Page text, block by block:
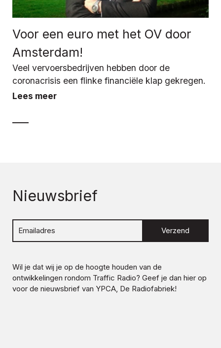
Voor een euro met het OV door
Amsterdam!
Veel vervoersbedrijven hebben door de
coronacrisis een flinke financiële klap gekregen.
Lees meer
Nieuwsbrief
Verzend
Wil je dat wij je op de hoogte houden van de
ontwikkelingen rondom Traffic Radio? Geef je dan hier op
voor de nieuwsbrief van YPCA, De Radiofabriek!